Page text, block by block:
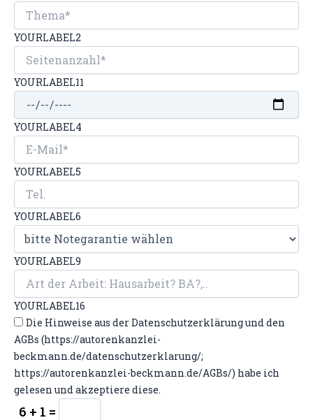
YOURLABEL2
YOURLABEL11
YOURLABEL4
YOURLABEL5
YOURLABEL6
YOURLABEL9
YOURLABEL16
Die Hinweise aus der Datenschutzerklärung und den
AGBs (https://autorenkanzlei-
beckmann.de/datenschutzerklarung/;
https://autorenkanzlei-beckmann.de/AGBs/) habe ich
gelesen und akzeptiere diese.
6 + 1 =